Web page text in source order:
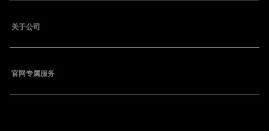
关于公司
官网专属服务